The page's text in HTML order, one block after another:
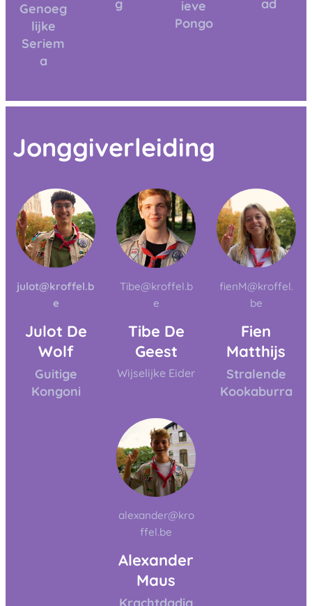
Genoeg
lijke
Seriem
a
g
ieve
Pongo
ad
Jonggiverleiding
julot@kroffel.b
e
Julot De
Wolf
Guitige
Kongoni
Tibe@kroffel.b
e
Tibe De
Geest
Wijselijke Eider
fienM@kroffel.
be
Fien
Matthijs
Stralende
Kookaburra
alexander@kro
ffel.be
Alexander
Maus